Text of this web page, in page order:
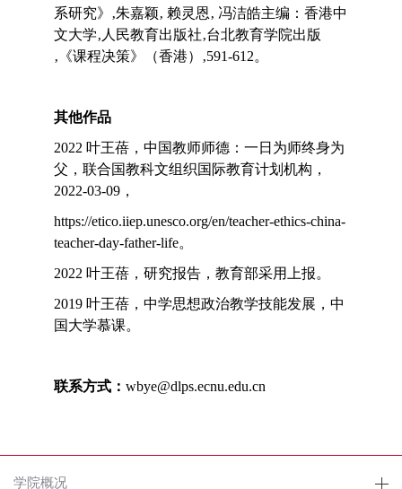
系研究》‚朱嘉颖‚ 赖灵恩‚ 冯洁皓主编：香港中
文大学‚人民教育出版社‚台北教育学院出版
‚《课程决策》（香港）‚591-612。
其他作品
2022 叶王蓓，中国教师师德：一日为师终身为
父，联合国教科文组织国际教育计划机构，
2022-03-09，
https://etico.iiep.unesco.org/en/teacher-ethics-china-
teacher-day-father-life。
2022 叶王蓓，研究报告，教育部采用上报。
2019 叶王蓓，中学思想政治教学技能发展，中
国大学慕课。
联系方式： wbye@dlps.ecnu.edu.cn
学院概况